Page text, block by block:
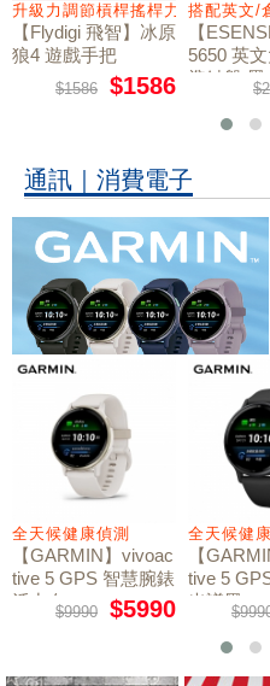
墊
升級力調節槓桿搖桿力切換扳機
【Flydigi 飛智】冰原
狼4 遊戲手把
$1586 $1586
搭配英文/
【
5650 英
準鍵盤
通訊｜消費電子
全天候健康偵測
【GARMIN】vivoac
tive 5 GPS 智慧腕錶
活力白
$9990 $5990
全天候健
【
tive 5
光譜黑